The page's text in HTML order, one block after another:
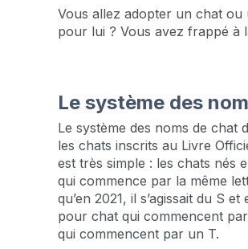
Vous allez adopter un chat
pour lui ? Vous avez frappé à
Le système des
Le système des noms de chat
les chats inscrits au Livre
est très simple : les chats nés
qui commence par la même
qu’en 2021, il s’agissait du S
pour chat qui commencent
qui commencent par un T.